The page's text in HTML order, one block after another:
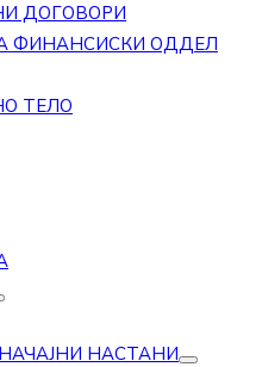
ДОГОВОРИ
ФИНАНСИСКИ ОДДЕЛ
ТЕЛО
НАСТАНИ